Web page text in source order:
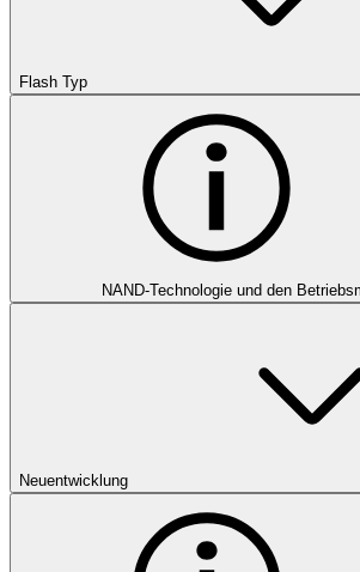
Flash Typ
NAND-Technologie und den
Neuentwicklung